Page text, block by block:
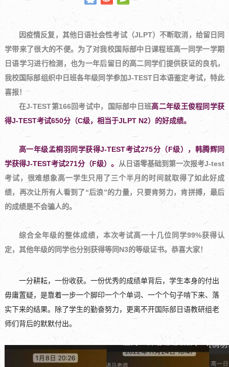
因疫情反复，其他日语社会性考试（JLPT）不断取消，给留日同
学带来了很大的不便。为了对我校国际部中日课程班高一同学一学期
日语学习进行检测，也为一年后留日的高二同学们提供获证的良机，
我校国际部组织中日班各年级同学参加J-TEST日本语鉴定考试，特此
喜报！
在J-TEST第166回考试中，国际部中日班高二年级王俊程同学获
得J-TEST考试650分（C级，相当于JLPT N2）的好成绩。
高一年级孟桐羽同学获得J-TEST考试275分（F级），韩腾辉同
学获得J-TEST考试271分（F级）。
从日语零基础到第一次报考J-test
考试，很难想象高一学生只用了三个半月的时间就取得了如此好成
绩，再次让所有人看到了“后浪”的力量，只要肯努力，肯拼搏，最后
的成绩是不会骗人的。
综合全年级的整体成绩，本次考试高一十几位同学99%获得认
定，其他年级的同学也分别获得等同N3的等级证书。恭喜大家！
一分耕耘，一份收获。一份优秀的成绩单背后，学生本身的付出
毋庸置疑，是靠着一步一个脚印一个个单词、一个个句子啃下来、落
实下来的结果。除了学生的勤奋努力，更离不开国际部日语教研组老
师们背后的默默付出。